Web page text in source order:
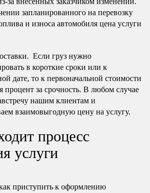
запланированного на перевозку
и износа автомобиля цена услуги
Если груз нужно
в короткие сроки или к
дате, то к первоначальной стоимости
процент за срочность. В любом случае
нашим клиентам и
взаимовыгодную цену на услугу.
процесс
услуги
приступить к оформлению